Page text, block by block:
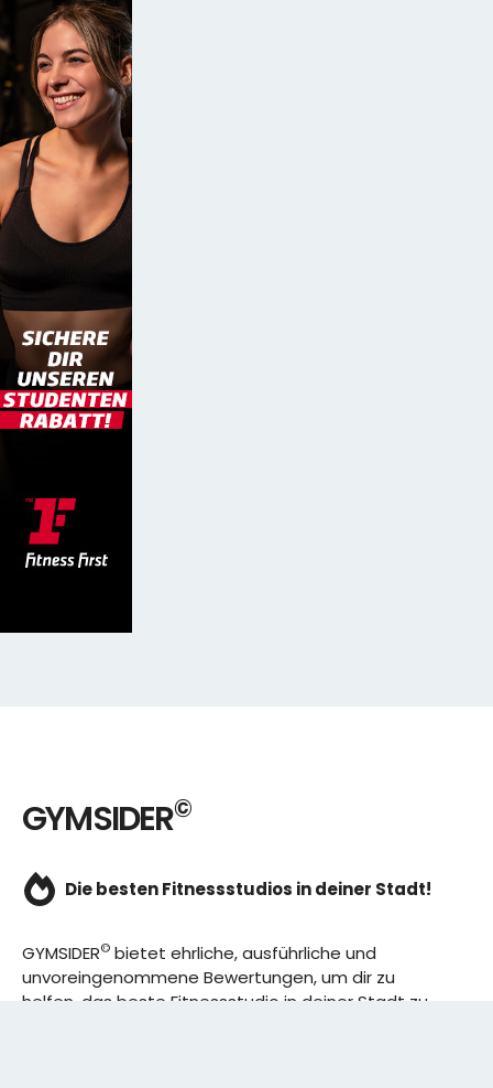
GYMSIDER©
Die besten Fitnessstudios in deiner Stadt!
GYMSIDER© bietet ehrliche, ausführliche und
unvoreingenommene Bewertungen, um dir zu
helfen, das beste Fitnessstudio in deiner Stadt zu